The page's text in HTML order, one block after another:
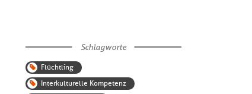
Schlagworte
Flüchtling
Interkulturelle Kompetenz